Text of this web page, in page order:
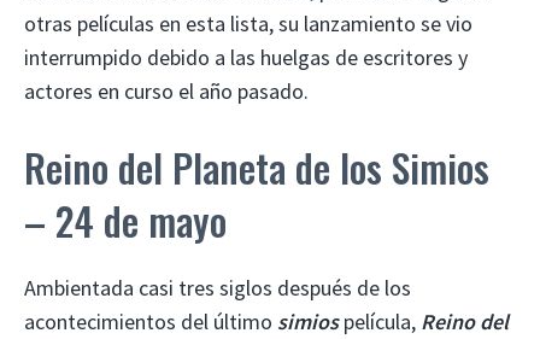
otras películas en esta lista, su lanzamiento se vio
interrumpido debido a las huelgas de escritores y
actores en curso el año pasado.
Reino del Planeta de los Simios
– 24 de mayo
Ambientada casi tres siglos después de los
acontecimientos del último simiospelícula, Reino del